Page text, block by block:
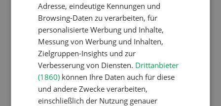
Erst das Ziel, dann die
Zwischenfrucht
Betriebsführung
Kein Dauergarten ohne
Bewilligung
Adresse, eindeutige Kennungen und
Browsing-Daten zu verarbeiten, für
personalisierte Werbung und Inhalte,
Messung von Werbung und Inhalten,
Zielgruppen-Insights und zur
Verbesserung von Diensten. Drittanbieter
(1860) können Ihre Daten auch für diese
und andere Zwecke verarbeiten,
einschließlich der Nutzung genauer